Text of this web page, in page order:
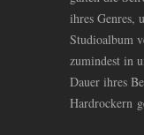
ihres Genres,
Studioalbum
zumindest in
Dauer ihres
Hardrockern